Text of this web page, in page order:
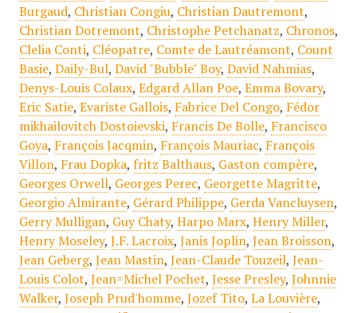
Burgaud, Christian Congiu, Christian Dautremont,
Christian Dotremont, Christophe Petchanatz, Chronos,
Clelia Conti, Cléopatre, Comte de Lautréamont, Count
Basie, Daily-Bul, David "Bubble" Boy, David Nahmias,
Denys-Louis Colaux, Edgard Allan Poe, Emma Bovary,
Eric Satie, Evariste Gallois, Fabrice Del Congo, Fédor
mikhailovitch Dostoievski, Francis De Bolle, Francisco
Goya, François Jacqmin, François Mauriac, François
Villon, Frau Dopka, fritz Balthaus, Gaston compère,
Georges Orwell, Georges Perec, Georgette Magritte,
Georgio Almirante, Gérard Philippe, Gerda Vancluysen,
Gerry Mulligan, Guy Chaty, Harpo Marx, Henry Miller,
Henry Moseley, J.F. Lacroix, Janis Joplin, Jean Broisson,
Jean Geberg, Jean Mastin, Jean-Claude Touzeil, Jean-
Louis Colot, Jean=Michel Pochet, Jesse Presley, Johnnie
Walker, Joseph Prud'homme, Jozef Tito, La Louvière,